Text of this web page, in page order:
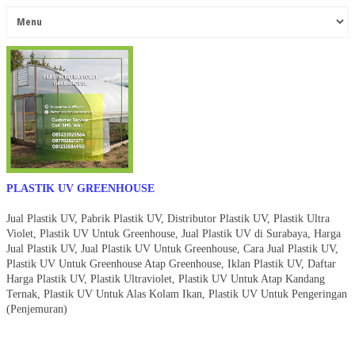
PLASTIK UV GREENHOUSE
Jual Plastik UV, Pabrik Plastik UV, Distributor Plastik UV, Plastik Ultra
Violet, Plastik UV Untuk Greenhouse, Jual Plastik UV di Surabaya, Harga
Jual Plastik UV, Jual Plastik UV Untuk Greenhouse, Cara Jual Plastik UV,
Plastik UV Untuk Greenhouse Atap Greenhouse, Iklan Plastik UV, Daftar
Harga Plastik UV, Plastik Ultraviolet, Plastik UV Untuk Atap Kandang
Ternak, Plastik UV Untuk Alas Kolam Ikan, Plastik UV Untuk Pengeringan
(Penjemuran)